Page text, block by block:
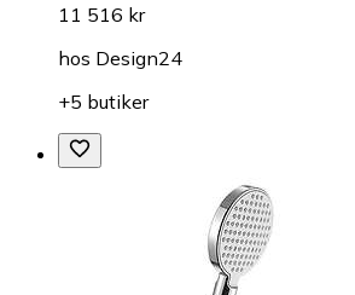
11 516 kr
hos Design24
+5 butiker